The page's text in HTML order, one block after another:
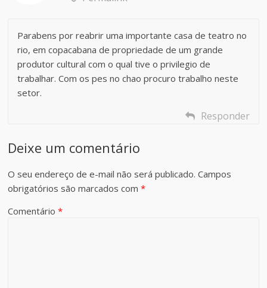
Parabens por reabrir uma importante casa de teatro no
rio, em copacabana de propriedade de um grande
produtor cultural com o qual tive o privilegio de
trabalhar. Com os pes no chao procuro trabalho neste
setor.
Responder
Deixe um comentário
O seu endereço de e-mail não será publicado. Campos
obrigatórios são marcados com*
Comentário*